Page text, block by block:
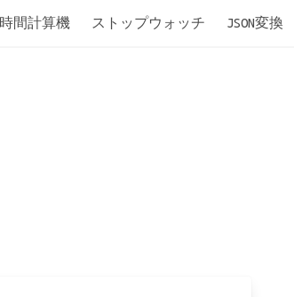
時間計算機 ストップウォッチ JSON変換